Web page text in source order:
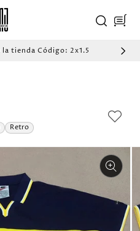
Carrito
tienda Código: 2x1.5
Retro